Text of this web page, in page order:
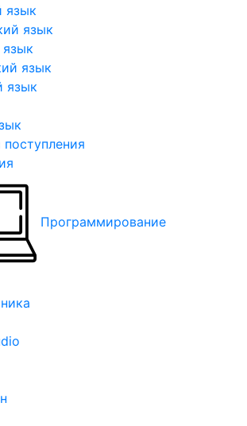
язык
язык
язык
язык
поступления
Программирование